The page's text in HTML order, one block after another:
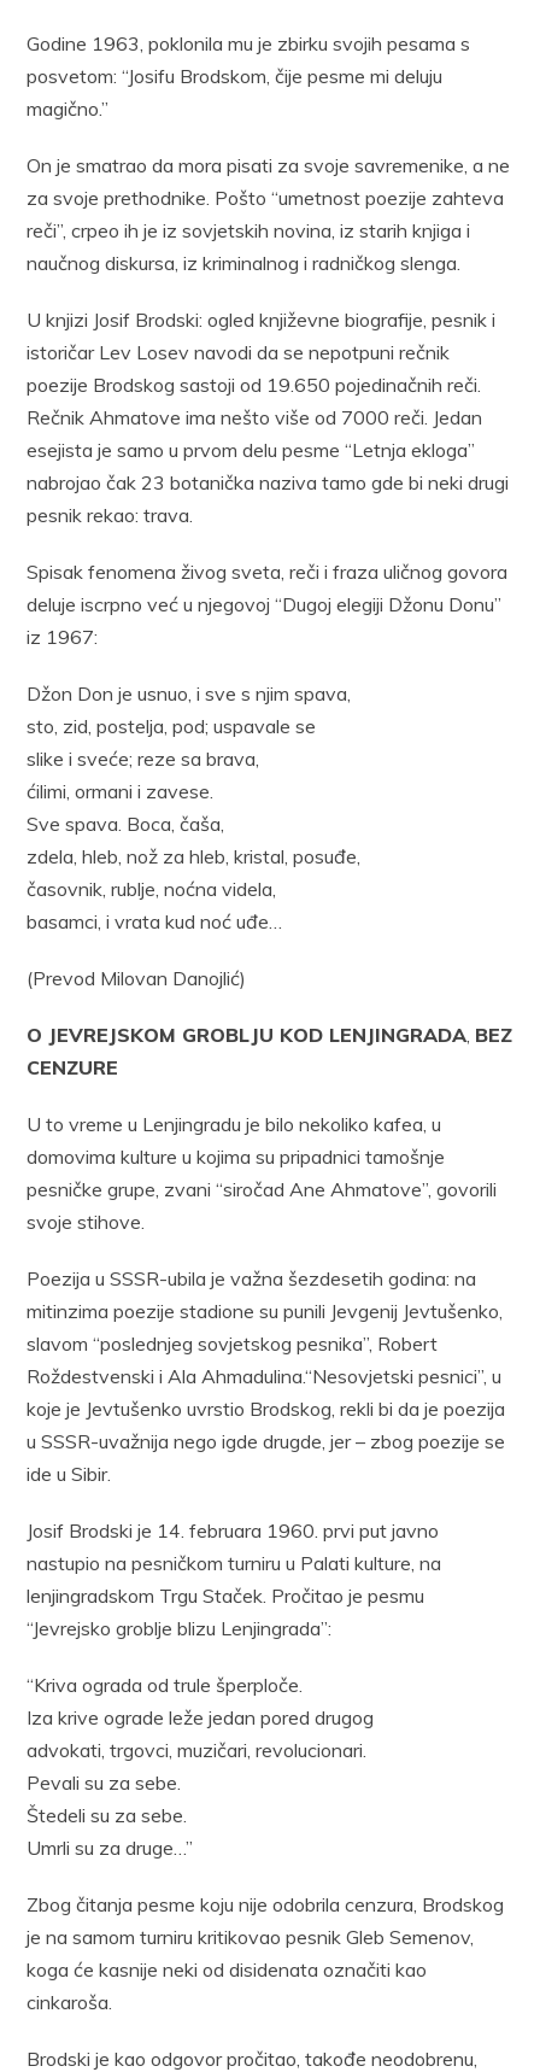
Godine 1963, poklonila mu je zbirku svojih pesama s
posvetom: “Josifu Brodskom, čije pesme mi deluju
magično.”
On je smatrao da mora pisati za svoje savremenike, a ne
za svoje prethodnike. Pošto “umetnost poezije zahteva
reči”, crpeo ih je iz sovjetskih novina, iz starih knjiga i
naučnog diskursa, iz kriminalnog i radničkog slenga.
U knjizi Josif Brodski: ogled književne biografije, pesnik i
istoričar Lev Losev navodi da se nepotpuni rečnik
poezije Brodskog sastoji od 19.650 pojedinačnih reči.
Rečnik Ahmatove ima nešto više od 7000 reči. Jedan
esejista je samo u prvom delu pesme “Letnja ekloga”
nabrojao čak 23 botanička naziva tamo gde bi neki drugi
pesnik rekao: trava.
Spisak fenomena živog sveta, reči i fraza uličnog govora
deluje iscrpno već u njegovoj “Dugoj elegiji Džonu Donu”
iz 1967:
Džon Don je usnuo, i sve s njim spava,
sto, zid, postelja, pod; uspavale se
slike i sveće; reze sa brava,
ćilimi, ormani i zavese.
Sve spava. Boca, čaša,
zdela, hleb, nož za hleb, kristal, posuđe,
časovnik, rublje, noćna videla,
basamci, i vrata kud noć uđe…
(Prevod Milovan Danojlić)
O JEVREJSKOM GROBLJU KOD LENJINGRADA BEZ
CENZURE
U to vreme u Lenjingradu je bilo nekoliko kafea, u
domovima kulture u kojima su pripadnici tamošnje
pesničke grupe, zvani “siročad Ane Ahmatove”, govorili
svoje stihove.
Poezija u SSSR-ubila je važna šezdesetih godina: na
mitinzima poezije stadione su punili Jevgenij Jevtušenko,
slavom “poslednjeg sovjetskog pesnika”, Robert
Roždestvenski i Ala Ahmadulina.“Nesovjetski pesnici”, u
koje je Jevtušenko uvrstio Brodskog, rekli bi da je poezija
u SSSR-uvažnija nego igde drugde, jer – zbog poezije se
ide u Sibir.
Josif Brodski je 14. februara 1960. prvi put javno
nastupio na pesničkom turniru u Palati kulture, na
lenjingradskom Trgu Staček. Pročitao je pesmu
“Jevrejsko groblje blizu Lenjingrada”:
“Kriva ograda od trule šperploče.
Iza krive ograde leže jedan pored drugog
advokati, trgovci, muzičari, revolucionari.
Pevali su za sebe.
Štedeli su za sebe.
Umrli su za druge…”
Zbog čitanja pesme koju nije odobrila cenzura, Brodskog
je na samom turniru kritikovao pesnik Gleb Semenov,
koga će kasnije neki od disidenata označiti kao
cinkaroša.
Brodski je kao odgovor pročitao, takođe neodobrenu,